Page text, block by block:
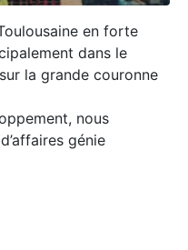
en forte
dans le
la grande couronne
nous
génie